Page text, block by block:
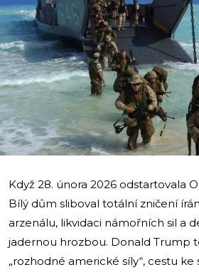
Když 28. února 2026 odstartovala
Bílý dům sliboval totální zničení
arzenálu, likvidaci námořních sil a
jadernou hrozbou. Donald Trump
„rozhodné americké síly“, cestu